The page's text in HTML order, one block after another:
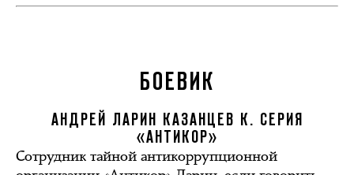
БОЕВИК
АНДРЕЙ ЛАРИН КАЗАНЦЕВ К. СЕРИЯ
«АНТИКОР»
Сотрудник тайной антикоррупционной